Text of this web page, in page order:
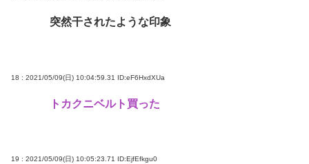
突然干されたような印象
18 : 2021/05/09(日) 10:04:59.31 ID:eF6HxdXUa
トカクニベルト買った
19 : 2021/05/09(日) 10:05:23.71 ID:EjfEfkgu0